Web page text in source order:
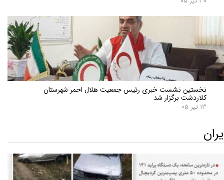
نخستین نشست خبری رئیس جمعیت هلال احمر شهرستان
کلاردشت برگزار شد
۱۳ تیر ۰۵